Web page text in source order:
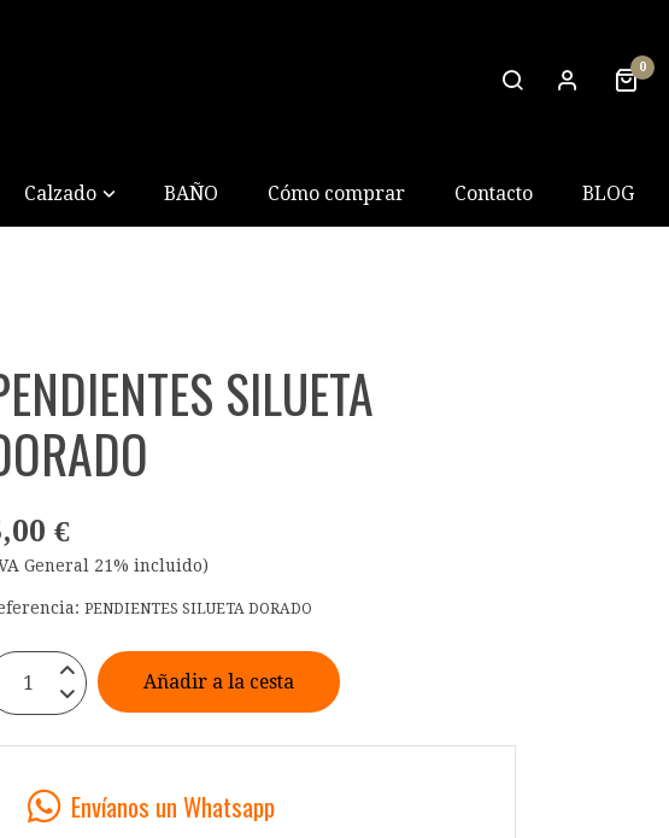
0
Calzado BAÑO Cómo comprar Contacto BLOG
SILUETA
€
General 21% incluido)
PENDIENTES SILUETA DORADO
Añadir a la cesta
Envíanos un Whatsapp